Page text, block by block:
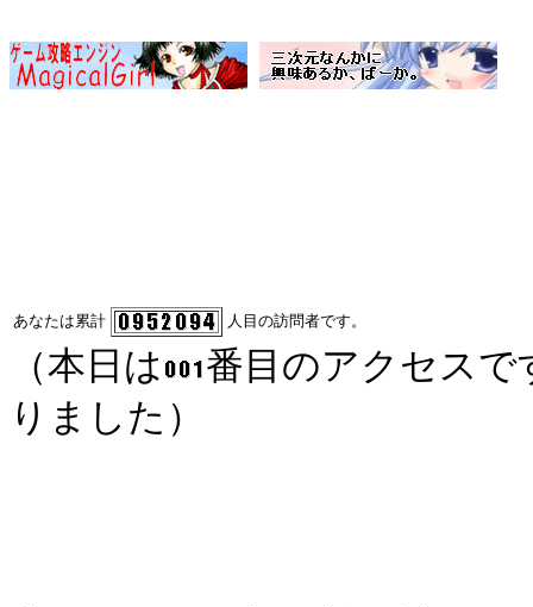
あなたは累計 人目の訪問者です。
（本日は
番目のアクセスで
りました）